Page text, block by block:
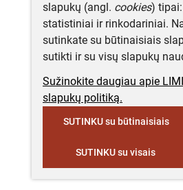
slapukų (angl. cookies)
statistiniai ir rinkodariniai.
sutinkate su būtinaisiais
sutikti ir su visų slapukų
Sužinokite daugiau apie
slapukų politiką.
SUTINKU su būtinaisiais
SUTINKU su visais